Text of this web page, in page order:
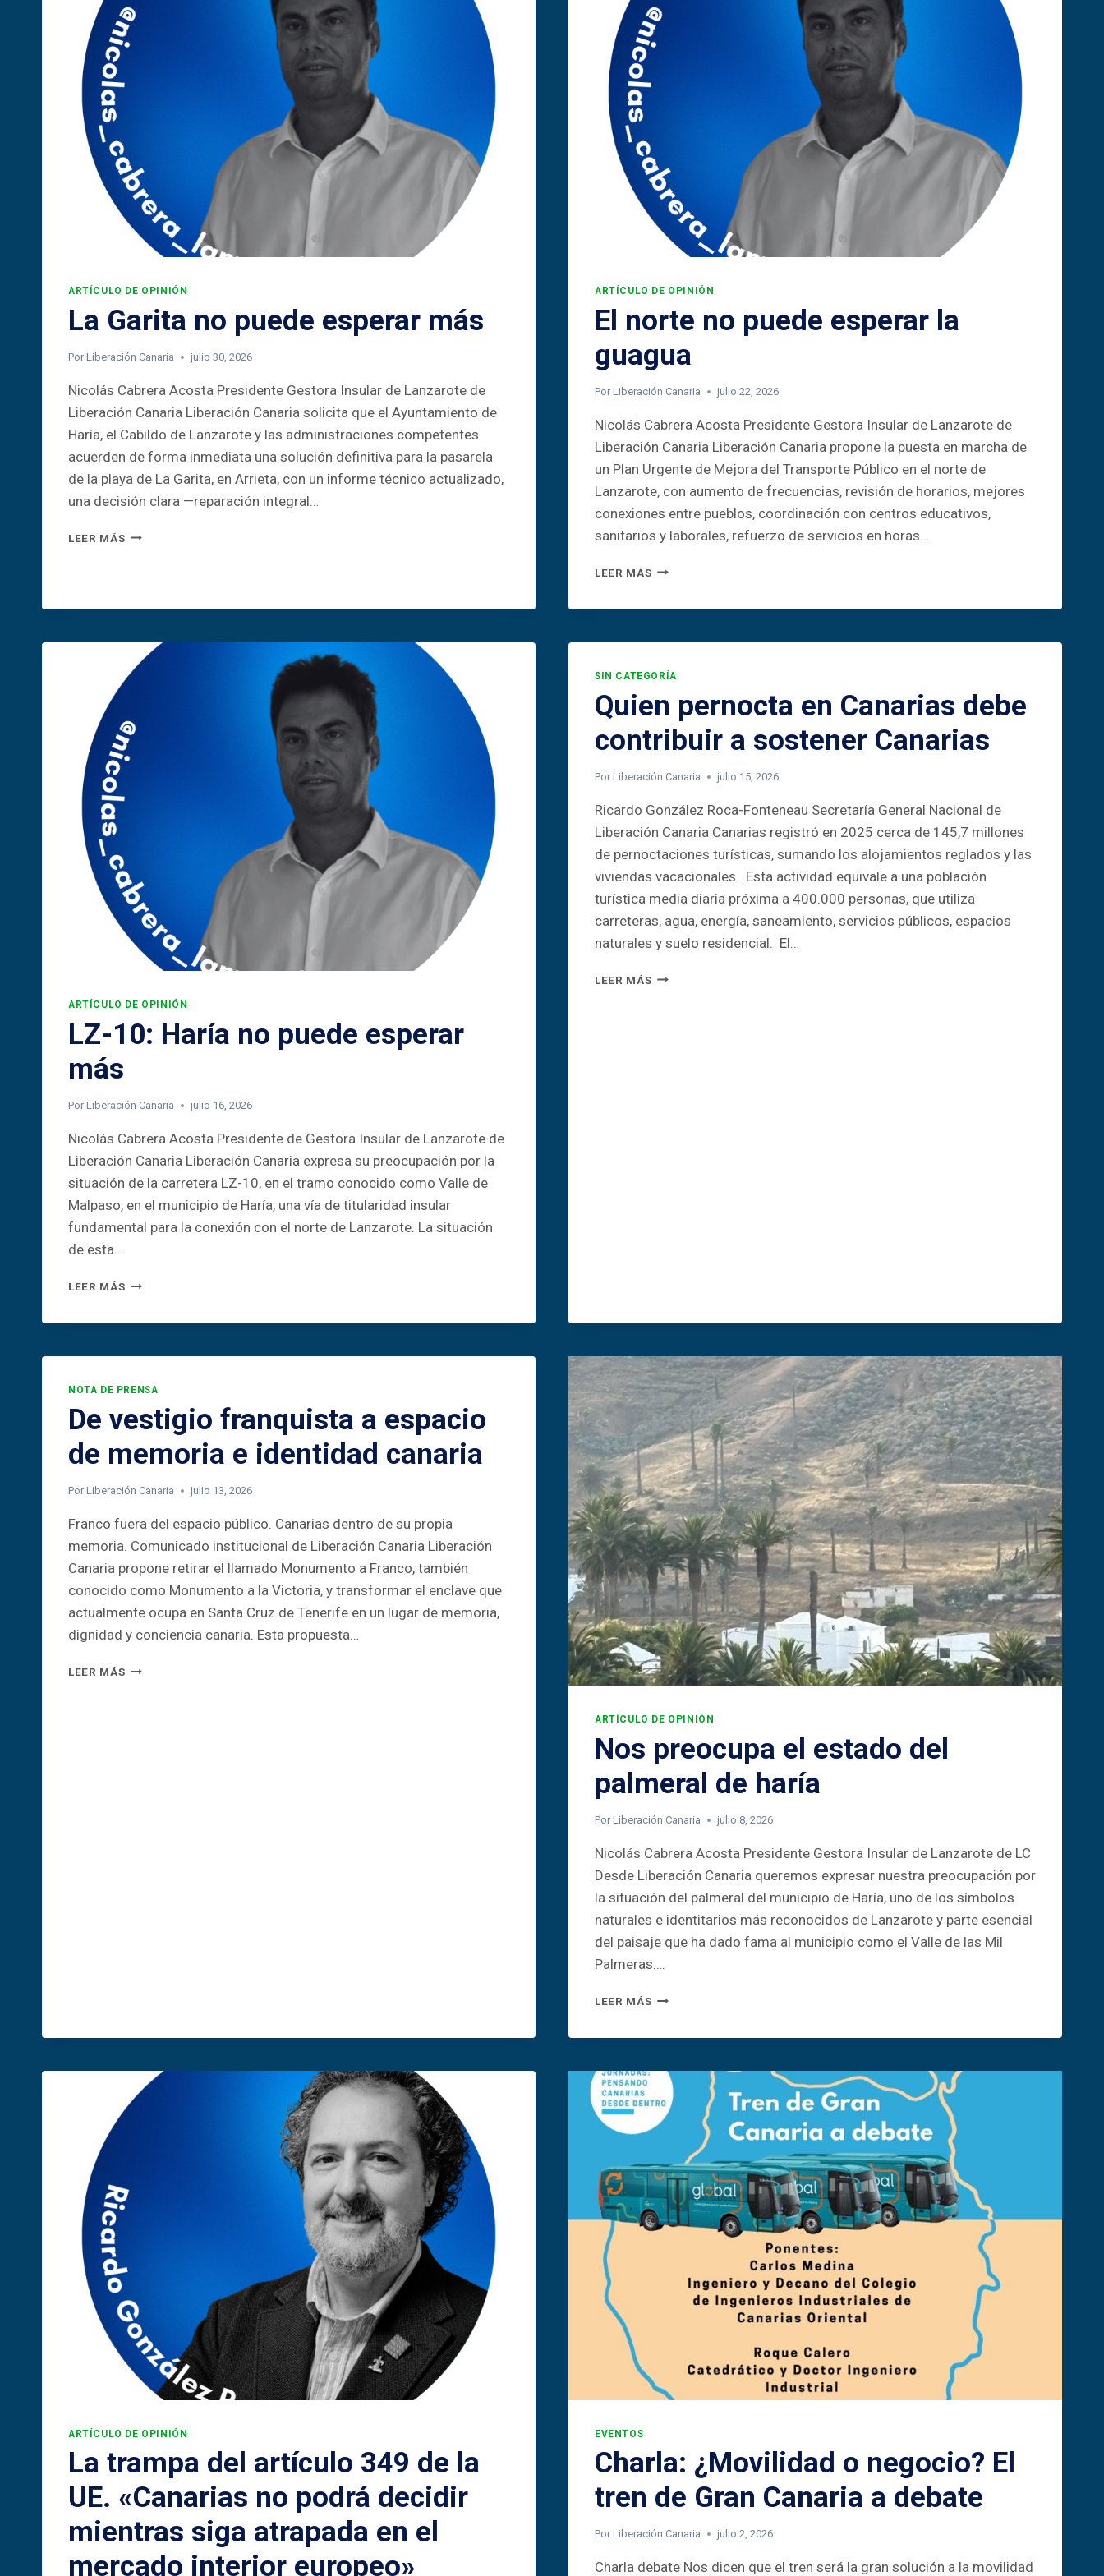
ARTÍCULO DE OPINIÓN
La Garita no puede esperar más
Por Liberación Canaria julio 30, 2026
Nicolás Cabrera Acosta Presidente Gestora Insular de Lanzarote de
Liberación Canaria Liberación Canaria solicita que el Ayuntamiento de
Haría, el Cabildo de Lanzarote y las administraciones competentes
acuerden de forma inmediata una solución definitiva para la pasarela
de la playa de La Garita, en Arrieta, con un informe técnico actualizado,
una decisión clara —reparación integral…
LEER MÁSLA
ARTÍCULO DE OPINIÓN
El norte no puede esperar la
guagua
Por Liberación Canaria julio 22, 2026
Nicolás Cabrera Acosta Presidente Gestora Insular de Lanzarote de
Liberación Canaria Liberación Canaria propone la puesta en marcha de
un Plan Urgente de Mejora del Transporte Público en el norte de
Lanzarote, con aumento de frecuencias, revisión de horarios, mejores
conexiones entre pueblos, coordinación con centros educativos,
sanitarios y laborales, refuerzo de servicios en horas…
LEER MÁSEL
GUAGUA
ARTÍCULO DE OPINIÓN
LZ-10: Haría no puede esperar
más
Por Liberación Canaria julio 16, 2026
Nicolás Cabrera Acosta Presidente de Gestora Insular de Lanzarote de
Liberación Canaria Liberación Canaria expresa su preocupación por la
situación de la carretera LZ-10, en el tramo conocido como Valle de
Malpaso, en el municipio de Haría, una vía de titularidad insular
fundamental para la conexión con el norte de Lanzarote. La situación
de esta…
LEER MÁSLZ-
MÁS
SIN CATEGORÍA
Quien pernocta en Canarias debe
contribuir a sostener Canarias
Por Liberación Canaria julio 15, 2026
Ricardo González Roca-Fonteneau Secretaría General Nacional de
Liberación Canaria Canarias registró en 2025 cerca de 145,7 millones
de pernoctaciones turísticas, sumando los alojamientos reglados y las
viviendas vacacionales. Esta actividad equivale a una población
turística media diaria próxima a 400.000 personas, que utiliza
carreteras, agua, energía, saneamiento, servicios públicos, espacios
naturales y suelo residencial. El…
LEER MÁSQUIEN
NOTA DE PRENSA
De vestigio franquista a espacio
de memoria e identidad canaria
Por Liberación Canaria julio 13, 2026
Franco fuera del espacio público. Canarias dentro de su propia
memoria. Comunicado institucional de Liberación Canaria Liberación
Canaria propone retirar el llamado Monumento a Franco, también
conocido como Monumento a la Victoria, y transformar el enclave que
actualmente ocupa en Santa Cruz de Tenerife en un lugar de memoria,
dignidad y conciencia canaria. Esta propuesta…
LEER MÁSDE
ARTÍCULO DE OPINIÓN
Nos preocupa el estado del
palmeral de haría
Por Liberación Canaria julio 8, 2026
Nicolás Cabrera Acosta Presidente Gestora Insular de Lanzarote de LC
Desde Liberación Canaria queremos expresar nuestra preocupación por
la situación del palmeral del municipio de Haría, uno de los símbolos
naturales e identitarios más reconocidos de Lanzarote y parte esencial
del paisaje que ha dado fama al municipio como el Valle de las Mil
Palmeras….
LEER MÁSNOS
PALMERAL
DE
HARÍA
ARTÍCULO DE OPINIÓN
La trampa del artículo 349 de la
UE. «Canarias no podrá decidir
mientras siga atrapada en el
mercado interior europeo»
EVENTOS
Charla: ¿Movilidad o negocio? El
tren de Gran Canaria a debate
Por Liberación Canaria julio 2, 2026
Charla debate Nos dicen que el tren será la gran solución a la movilidad